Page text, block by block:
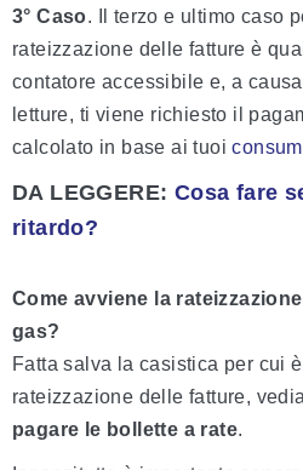
3° Caso. Il terzo e ultimo caso
rateizzazione delle fatture è
contatore accessibile e, a
letture, ti viene richiesto il
calcolato in base ai tuoi
DA LEGGERE: Cosa fare
ritardo?
Come avviene la
gas?
Fatta salva la casistica per cui
rateizzazione delle fatture,
pagare le bollette a rate.